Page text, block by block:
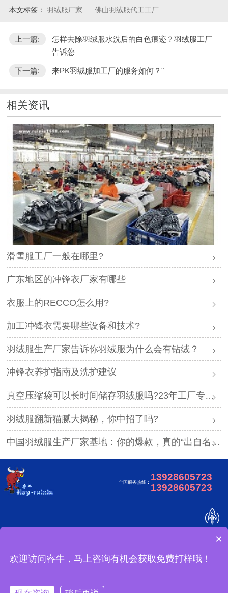
本文标签： 羽绒服厂家 佛山羽绒服代工工厂
上一篇:
怎样去除羽绒服水洗后的白色痕迹？羽绒服工厂
告诉您
下一篇: 来PK羽绒服加工厂的服务如何？"
相关资讯
滑雪服工厂一般在哪里?
广东地区的冲锋衣厂家有哪些
衣服上的RECCO怎么用?
加工冲锋衣需要哪些设备和技术?
羽绒服生产厂家告诉你羽绒服为什么会有钻绒？
冲锋衣养护指南及洗护建议
真空压缩袋可以长时间储存羽绒服吗?23年工厂专业解答
羽绒服翻新猫腻大揭秘，你中招了吗?
中国羽绒服生产厂家基地：你的爆款，真的“出自名门”吗？
全国服务热线： 13928605723
13928605723
广东睿牛制衣有限公司 版权所有
冲锋衣可以做吗？
怎么定制？
×
欢迎访问睿牛，马上咨询有机会获取免费打样哦！